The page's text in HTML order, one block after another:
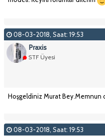
08-03-2018, Saat: 19:53
Praxis
STF Üyesi
Hoşgeldiniz Murat Bey.Memnun
08-03-2018, Saat: 19:53